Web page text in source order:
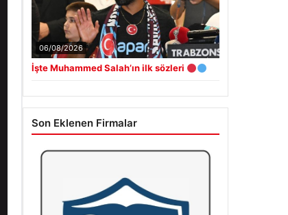
06/08/2026
İşte Muhammed Salah’ın ilk sözleri
Son Eklenen Firmalar